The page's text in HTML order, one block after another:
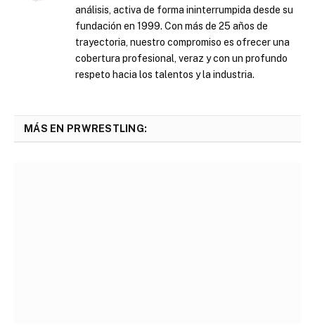
análisis, activa de forma ininterrumpida desde su
fundación en 1999. Con más de 25 años de
trayectoria, nuestro compromiso es ofrecer una
cobertura profesional, veraz y con un profundo
respeto hacia los talentos y la industria.
MÁS EN PRWRESTLING: